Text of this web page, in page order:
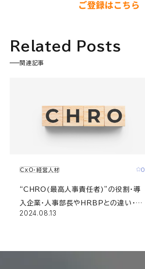
Related Posts
関連記事
CxO・経営人材 0
“CHRO(最高人事責任者)”の役割・導
入企業・人事部長やHRBPとの違い・実
際のキャリアパスについて
2024.08.13